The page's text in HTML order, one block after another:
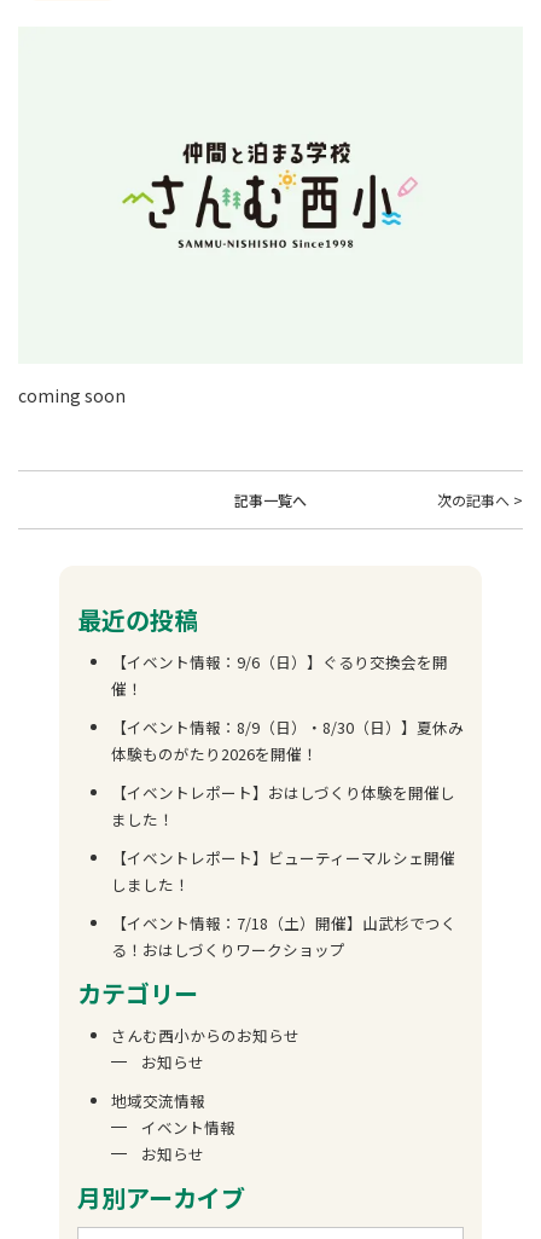
coming soon
記事一覧へ 次の記事へ >
最近の投稿
【イベント情報：9/6（日）】ぐるり交換会を開
催！
【イベント情報：8/9（日）・8/30（日）】夏休み
体験ものがたり2026を開催！
【イベントレポート】おはしづくり体験を開催し
ました！
【イベントレポート】ビューティーマルシェ開催
しました！
【イベント情報：7/18（土）開催】山武杉でつく
る！おはしづくりワークショップ
カテゴリー
さんむ西小からのお知らせ
お知らせ
地域交流情報
イベント情報
お知らせ
月別アーカイブ